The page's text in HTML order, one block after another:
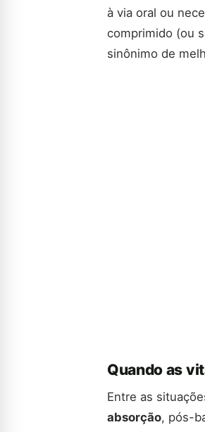
à via oral ou
comprimido (ou
sinônimo de
Quando as
Entre as
absorção, pós-